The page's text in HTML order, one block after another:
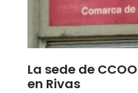
La sede de
en Rivas